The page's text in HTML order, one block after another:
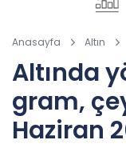
Anasayfa Altın
Altında
gram,
Haziran